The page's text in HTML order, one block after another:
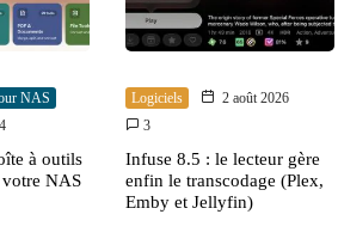
NAS
4
à outils
NAS
Logiciels
2 août 2026
3
Infuse 8.5 : le lecteur gère
enfin le transcodage (Plex,
Emby et Jellyfin)